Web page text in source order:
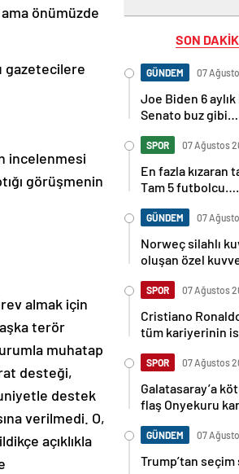
ama önümüzde
gazetecilere
incelenmesi
görüşmenin
almak için
terör
muhatap
desteği,
destek
verilmedi. O,
açıklıkla
SON
GÜNDEM 07
Joe Biden 6
Senato buz gibi…
SPOR 07 Ağustos
En fazla kızaran
Tam 5 futbolcu….
GÜNDEM 07
Norweç silahlı
oluşan özel
SPOR 07 Ağustos
Cristiano
tüm kariyerinin
SPOR 07 Ağustos
Galatasaray’a
flaş Onyekuru
GÜNDEM 07
Trump’tan